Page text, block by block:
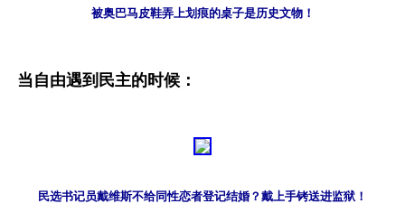
被奥巴马皮鞋弄上划痕的桌子是历史文物！
当自由遇到民主的时候：
民选书记员戴维斯不给同性恋者登记结婚？戴上手铐送进监狱！